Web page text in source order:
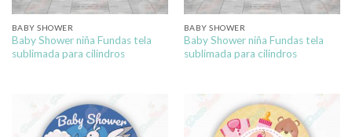
BABY SHOWER
Baby Shower niña Fundas tela
sublimada para cilindros
BABY SHOWER
Baby Shower niña Fundas tela
sublimada para cilindros